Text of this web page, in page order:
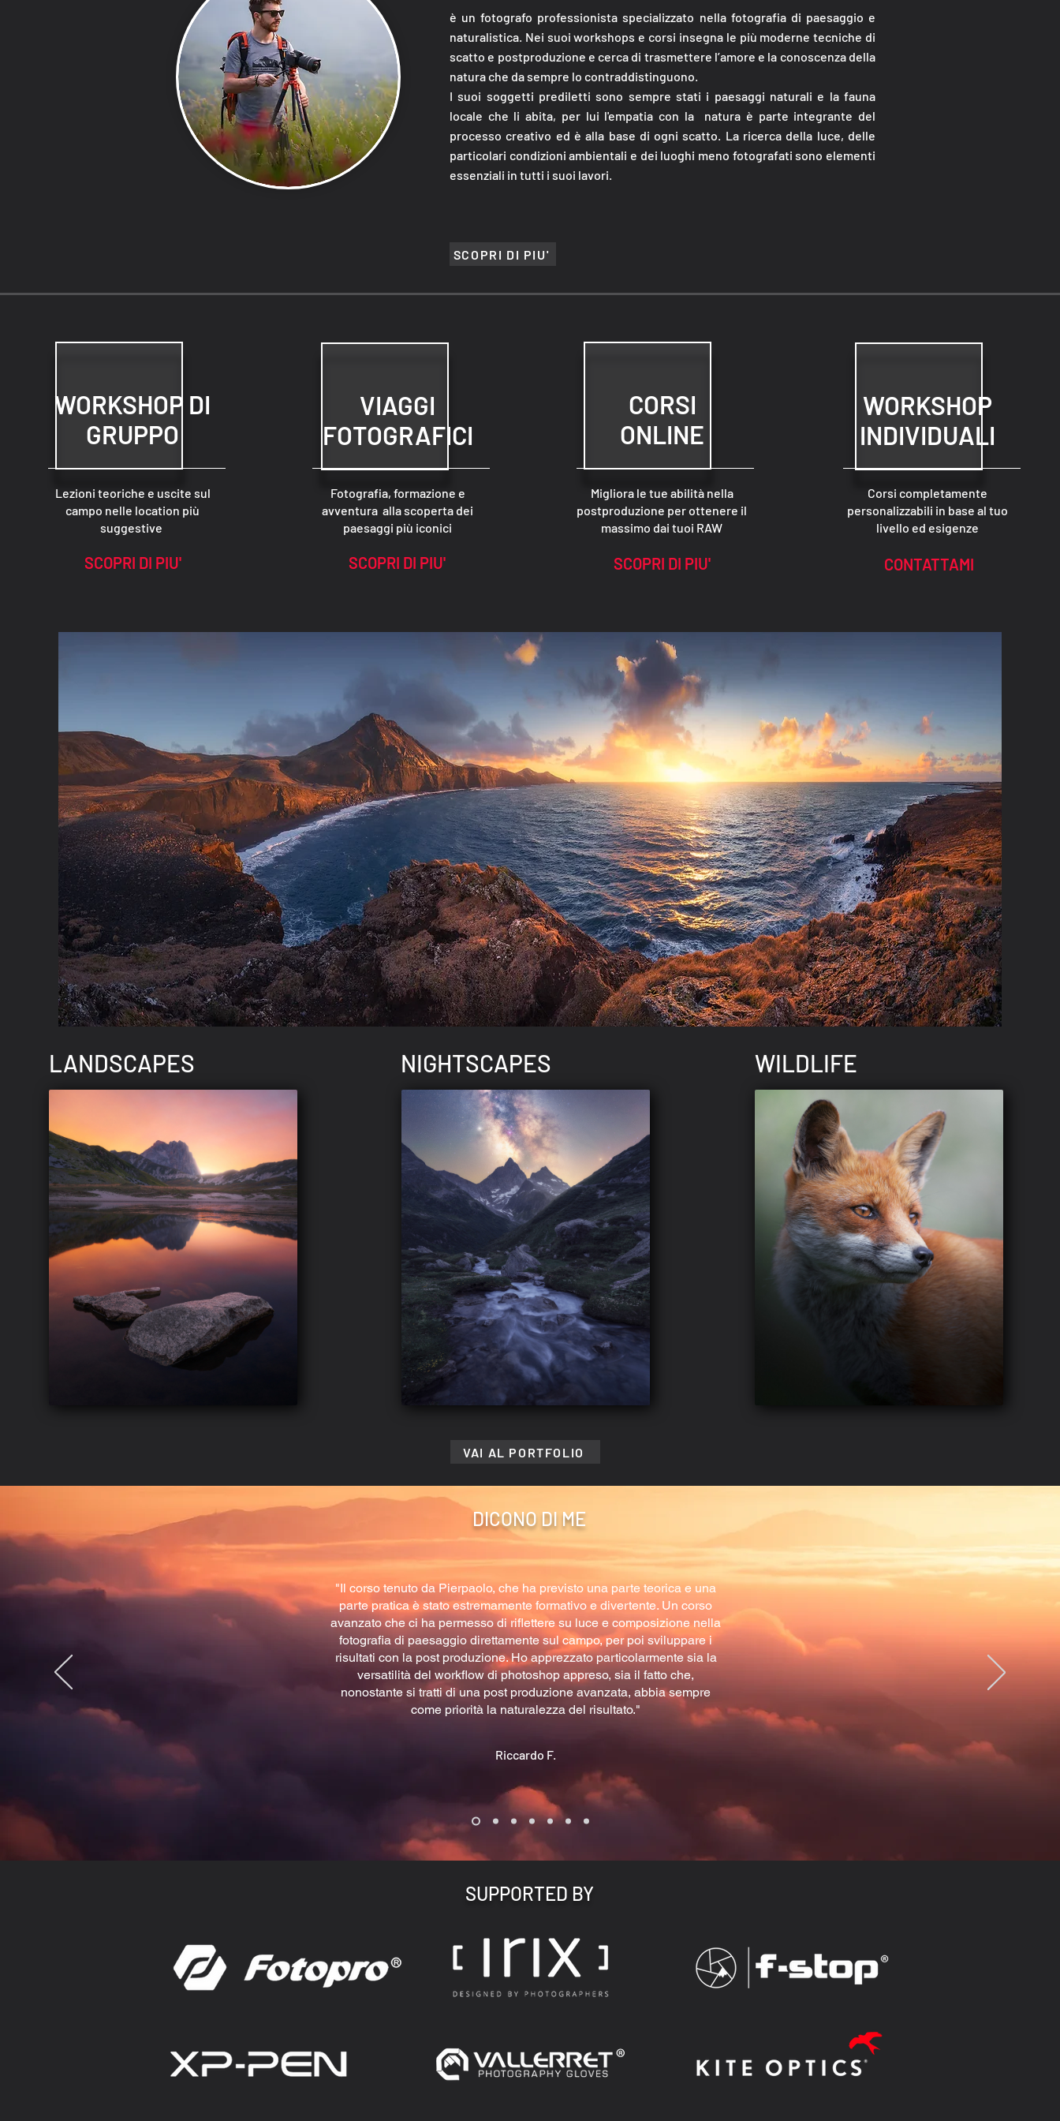
è un fotografo professionista specializzato nella fotografia di paesaggio e
naturalistica. Nei suoi workshops e corsi insegna le più moderne tecniche di
scatto e postproduzione e cerca di trasmettere l’amore e la conoscenza della
natura che da sempre lo contraddistinguono.
I suoi soggetti prediletti sono sempre stati i paesaggi naturali e la fauna
locale che li abita, per lui l'empatia con la natura è parte integrante del
processo creativo ed è alla base di ogni scatto. La ricerca della luce, delle
particolari condizioni ambientali e dei luoghi meno fotografati sono elementi
essenziali in tutti i suoi lavori.
SCOPRI DI PIU'
WORKSHOP DI
GRUPPO
Lezioni teoriche e uscite sul
campo nelle location più
suggestive
SCOPRI DI PIU'
VIAGGI
FOTOGRAFICI
Fotografia, formazione e
avventura alla scoperta dei
paesaggi più iconici
SCOPRI DI PIU'
CORSI
ONLINE
Migliora le tue abilità nella
postproduzione per ottenere il
massimo dai tuoi RAW
SCOPRI DI PIU'
WORKSHOP
INDIVIDUALI
Corsi completamente
personalizzabili in base al tuo
livello ed esigenze
CONTATTAMI
LANDSCAPES NIGHTSCAPES WILDLIFE
VAI AL PORTFOLIO
DICONO DI ME
"Il corso tenuto da Pierpaolo, che ha previsto una parte teorica e una
parte pratica è stato estremamente formativo e divertente. Un corso
avanzato che ci ha permesso di riflettere su luce e composizione nella
fotografia di paesaggio direttamente sul campo, per poi sviluppare i
risultati con la post produzione. Ho apprezzato particolarmente sia la
versatilità del workflow di photoshop appreso, sia il fatto che,
nonostante si tratti di una post produzione avanzata, abbia sempre
come priorità la naturalezza del risultato."
Riccardo F.
SUPPORTED BY